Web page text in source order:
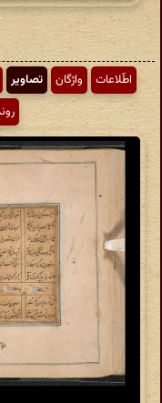
اطّلاعات واژگان تصاویر